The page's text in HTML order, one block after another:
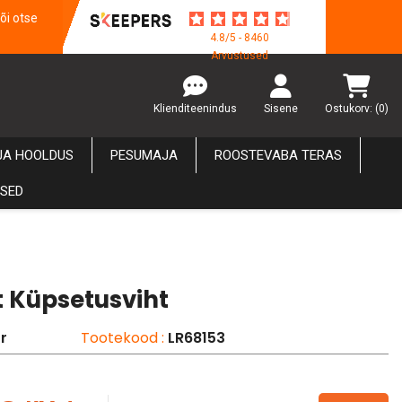
otse
4.8/5 - 8460
Arvustused
Klienditeenindus Sisene Ostukorv: (0)
HOOLDUS PESUMAJA ROOSTEVABA TERAS
Küpsetusviht
Tootekood : LR68153